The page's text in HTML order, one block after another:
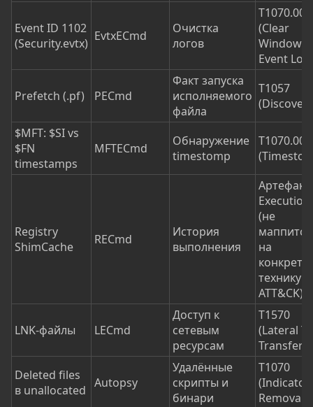
Event ID 1102
(Security.evtx) EvtxECmd
Очистка
логов
T1070.001
(Clear
Windows
Event
Prefetch (.pf) PECmd
Факт запуска
исполняемого
файла
T1057
$MFT: $SI vs
$FN
timestamps
MFTECmd
Обнаружение
timestomp
T1070.006
Registry
ShimCache
RECmd
История
выполнения
Артефакт
Execution
(не
маппится
на
технику
ATT&CK)
LNK-файлы LECmd
Доступ к
сетевым
ресурсам
T1570
(Lateral
Transfer)
Deleted files
в unallocated Autopsy
Удалённые
скрипты и
бинари
T1070
(Indicator
Removal)